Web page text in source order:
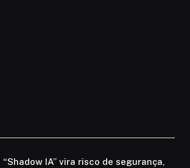
“Shadow IA” vira risco de segurança,